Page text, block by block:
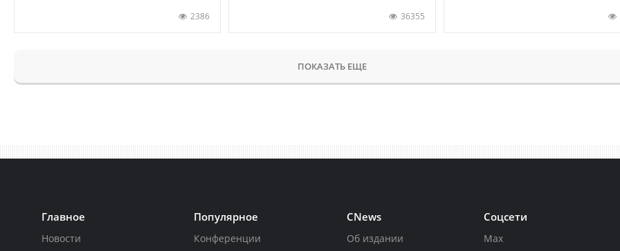
2386 36355
ПОКАЗАТЬ ЕЩЕ
Главное
Новости
Популярное
Конференции
CNews
Об издании
Соцсети
Max